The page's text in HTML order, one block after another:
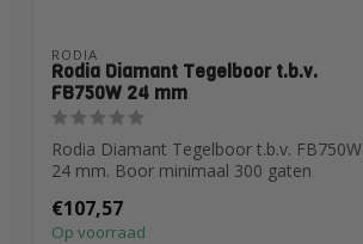
RODIA
Rodia Diamant Tegelboor t.b.v.
FB750W 24 mm
Rodia Diamant Tegelboor t.b.v. FB750W
24 mm. Boor minimaal 300 gaten
€107,57
Op voorraad